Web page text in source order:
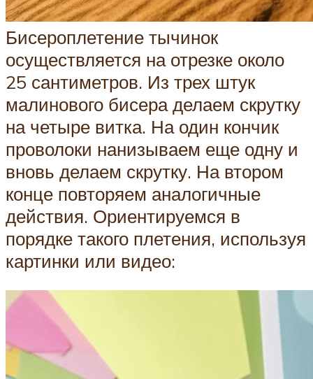
Бисероплетение тычинок
осуществляется на отрезке около
25 сантиметров. Из трех штук
малинового бисера делаем скрутку
на четыре витка. На один кончик
проволоки нанизываем еще одну и
вновь делаем скрутку. На втором
конце повторяем аналогичные
действия. Ориентируемся в
порядке такого плетения, используя
картинки или видео: